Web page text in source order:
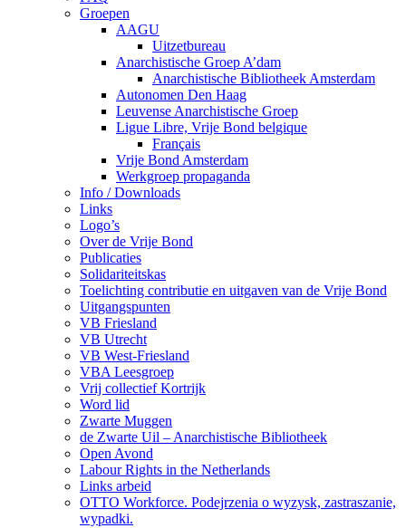
Groepen
AAGU
Uitzetbureau
Anarchistische Groep A’dam
Anarchistische Bibliotheek Amsterdam
Autonomen Den Haag
Leuvense Anarchistische Groep
Ligue Libre, Vrije Bond belgique
Français
Vrije Bond Amsterdam
Werkgroep propaganda
Info / Downloads
Links
Logo’s
Over de Vrije Bond
Publicaties
Solidariteitskas
Toelichting contributie en uitgaven van de Vrije Bond
Uitgangspunten
VB Friesland
VB Utrecht
VB West-Friesland
VBA Leesgroep
Vrij collectief Kortrijk
Word lid
Zwarte Muggen
de Zwarte Uil – Anarchistische Bibliotheek
Open Avond
Labour Rights in the Netherlands
Links arbeid
OTTO Workforce. Podejrzenia o wyzysk, zastraszanie,
wypadki.